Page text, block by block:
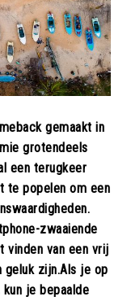
gemaakt in
grotendeels
een terugkeer
te popelen om een
zwaaiende
vinden van een vrij
geluk zijn.Als je op
je bepaalde